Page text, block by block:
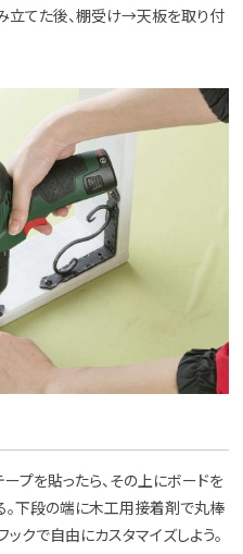
立てた後、棚受け→天板を取り付
プを貼ったら、その上にボードを
。下段の端に木工用接着剤で丸棒
クで自由にカスタマイズしよう。